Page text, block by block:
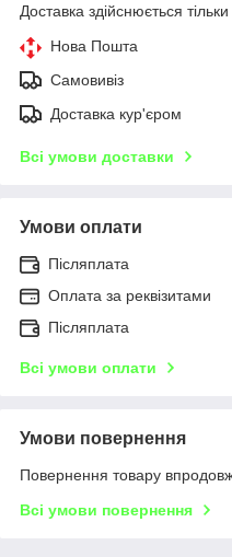
Доставка здійснюється
Нова Пошта
Самовивіз
Доставка кур'єром
Всі умови доставки
Умови оплати
Післяплата
Оплата за реквізитами
Післяплата
Всі умови оплати
Умови повернення
Повернення товару
Всі умови повернення